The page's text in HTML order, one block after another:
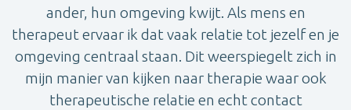
ander, hun omgeving kwijt. Als mens en
therapeut ervaar ik dat vaak relatie tot jezelf en je
omgeving centraal staan. Dit weerspiegelt zich in
mijn manier van kijken naar therapie waar ook
therapeutische relatie en echt contact